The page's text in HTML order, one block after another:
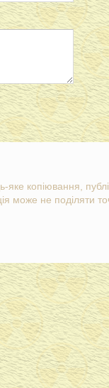
яке копіювання,
може не поділяти